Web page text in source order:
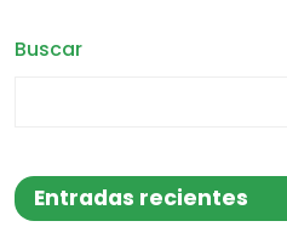
Buscar
Entradas recientes